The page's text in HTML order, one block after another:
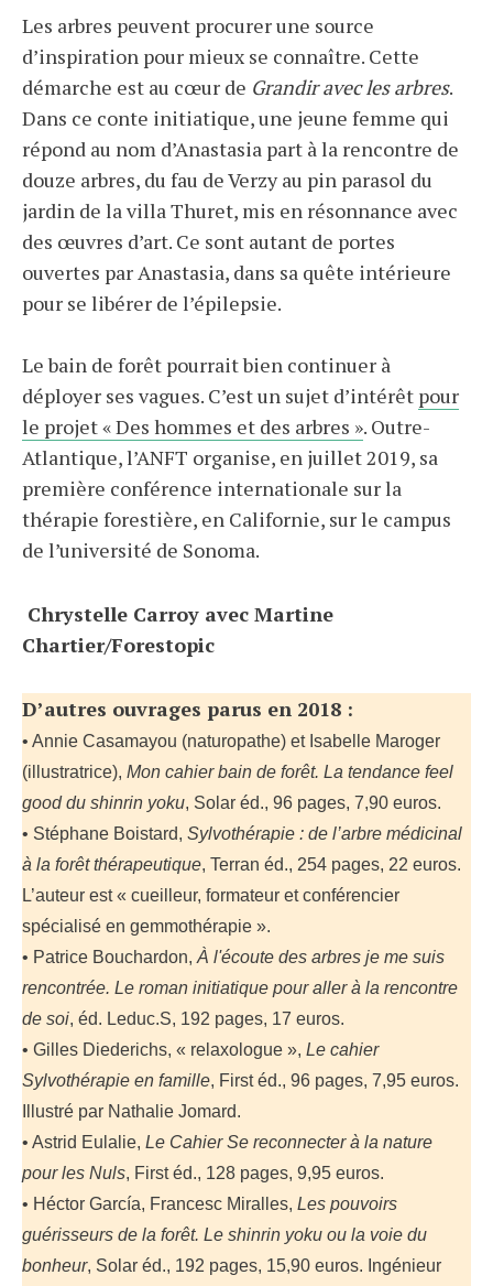
Les arbres peuvent procurer une source
d’inspiration pour mieux se connaître. Cette
démarche est au cœur de Grandir avec les arbres.
Dans ce conte initiatique, une jeune femme qui
répond au nom d’Anastasia part à la rencontre de
douze arbres, du fau de Verzy au pin parasol du
jardin de la villa Thuret, mis en résonnance avec
des œuvres d’art. Ce sont autant de portes
ouvertes par Anastasia, dans sa quête intérieure
pour se libérer de l’épilepsie.
Le bain de forêt pourrait bien continuer à
déployer ses vagues. C’est un sujet d’intérêt pour
le projet « Des hommes et des arbres ». Outre-
Atlantique, l’ANFT organise, en juillet 2019, sa
première conférence internationale sur la
thérapie forestière, en Californie, sur le campus
de l’université de Sonoma.
Chrystelle Carroy avec Martine
Chartier/Forestopic
D’autres ouvrages parus en 2018 :
• Annie Casamayou (naturopathe) et Isabelle Maroger
(illustratrice), Mon cahier bain de forêt. La tendance feel
good du shinrin yoku, Solar éd., 96 pages, 7,90 euros.
• Stéphane Boistard, Sylvothérapie : de l’arbre médicinal
à la forêt thérapeutique, Terran éd., 254 pages, 22 euros.
L’auteur est « cueilleur, formateur et conférencier
spécialisé en gemmothérapie ».
• Patrice Bouchardon, À l'écoute des arbres je me suis
rencontrée. Le roman initiatique pour aller à la rencontre
de soi, éd. Leduc.S, 192 pages, 17 euros.
• Gilles Diederichs, « relaxologue », Le cahier
Sylvothérapie en famille, First éd., 96 pages, 7,95 euros.
Illustré par Nathalie Jomard.
• Astrid Eulalie, Le Cahier Se reconnecter à la nature
pour les Nuls, First éd., 128 pages, 9,95 euros.
• Héctor García, Francesc Miralles, Les pouvoirs
guérisseurs de la forêt. Le shinrin yoku ou la voie du
bonheur, Solar éd., 192 pages, 15,90 euros. Ingénieur